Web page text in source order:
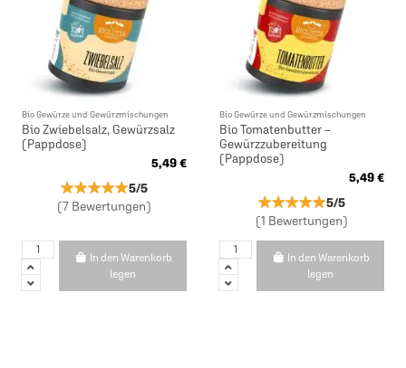
Bio Gewürze und Gewürzmischungen
Bio Zwiebelsalz, Gewürzsalz
(Pappdose)
5,49 €
★★★★★
★★★★★5/5
(7 Bewertungen)
In den Warenkorb
legen
Bio Gewürze und Gewürzmischungen
Bio Tomatenbutter –
Gewürzzubereitung
(Pappdose)
5,49 €
★★★★★
★★★★★5/5
(1 Bewertungen)
In den Warenkorb
legen